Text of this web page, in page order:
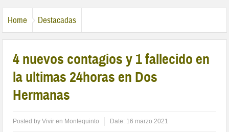
Home Destacadas
4 nuevos contagios y 1 fallecido en
la ultimas 24horas en Dos
Hermanas
Posted byVivir en Montequinto Date: 16 marzo 2021